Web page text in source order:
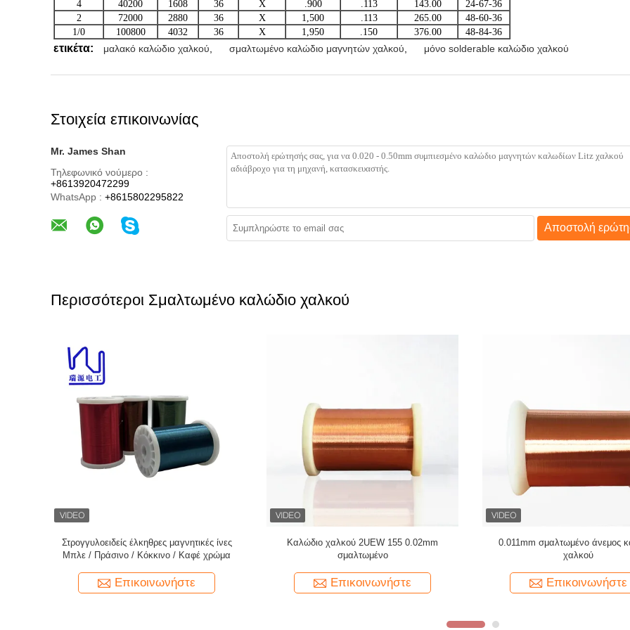
4 40200 1608 36 Χ .900 .113 143.00
24-67-36
2
72000 2880 36 Χ 1,500 .113 265.00
48-60-36
1/0
100800 4032 36 Χ 1,950 .150 376.00 48-84-36
ετικέτα: μαλακό καλώδιο χαλκού σμαλτωμένο καλώδιο μαγνητών χαλκού μόνο solderable καλώδιο χαλκού
Στοιχεία επικοινωνίας
Mr. James Shan
Τηλεφωνικό νούμερο :
+8613920472299
WhatsApp : +8615802295822
Αποστολή
Περισσότεροι Σμαλτωμένο καλώδιο χαλκού
39 AWG 0,09mm 2UEW155 Μαγνητικός
περιστρεφόμενος σύρμα σμάλτου
Επικοινωνήστε
ντυμένο καλώδιο χαλκού 0.011mm 2UEW155
σμάλτο για το τύλιγμα μηχανών
Επικοινωνήστε
Ruiyuan Super Thin Winding Coils
Χαλκό Wire 0,012 mm-0,08
Επικοινωνήστε